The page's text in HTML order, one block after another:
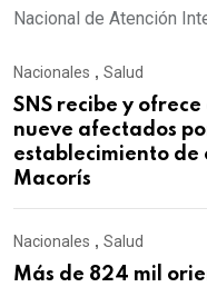
Nacional de Atención
Nacionales , Salud
SNS recibe y
nueve afectados
establecimiento de
Macorís
Nacionales , Salud
Más de 824 mil